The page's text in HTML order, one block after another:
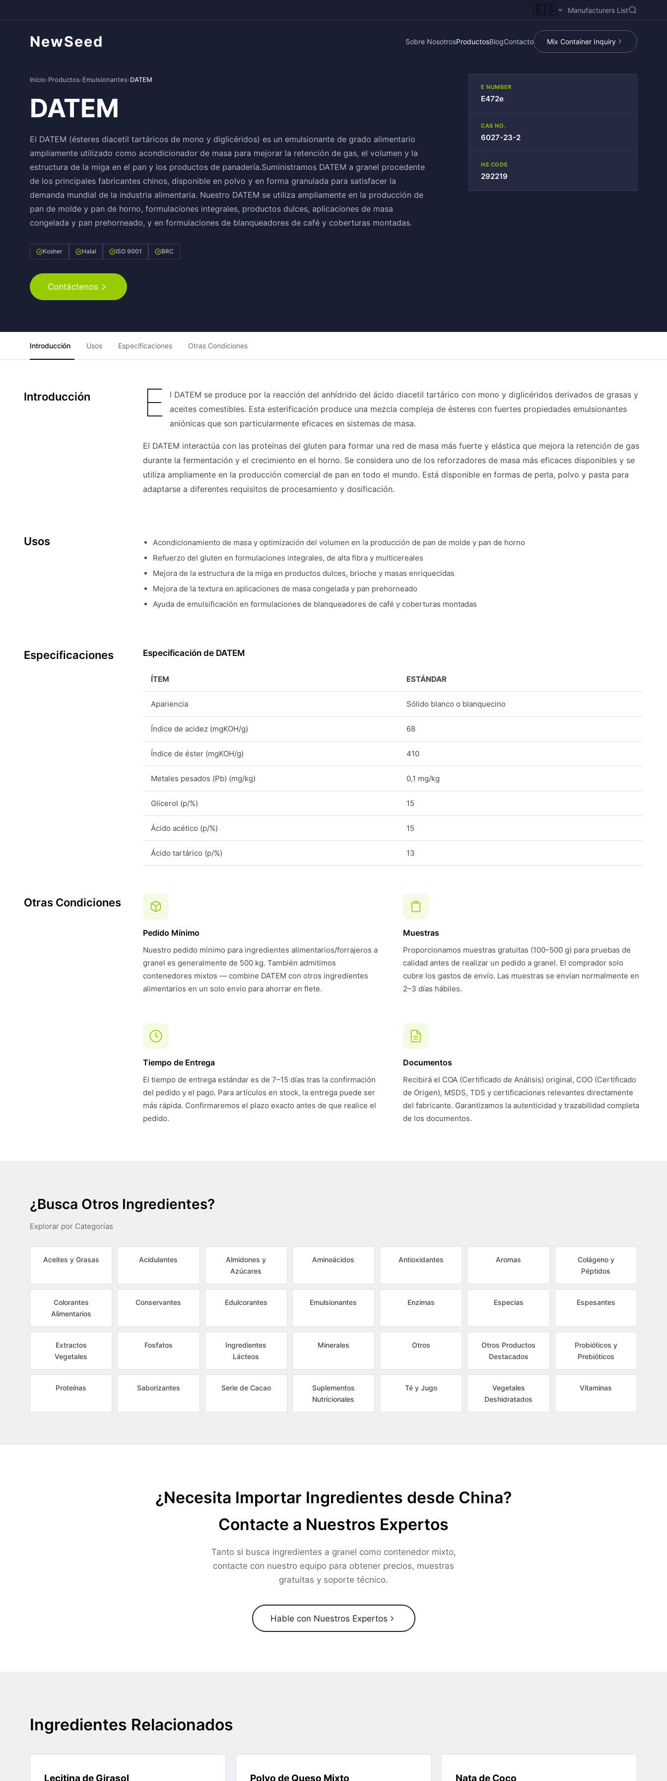
🇪🇸 Manufacturers List
NewSeed Sobre NosotrosProductosBlogContacto Mix Container Inquiry
Inicio›Productos›Emulsionantes›DATEM
DATEM
El DATEM (ésteres diacetil tartáricos de mono y diglicéridos) es un emulsionante de grado alimentario
ampliamente utilizado como acondicionador de masa para mejorar la retención de gas, el volumen y la
estructura de la miga en el pan y los productos de panadería.Suministramos DATEM a granel procedente
de los principales fabricantes chinos, disponible en polvo y en forma granulada para satisfacer la
demanda mundial de la industria alimentaria. Nuestro DATEM se utiliza ampliamente en la producción de
pan de molde y pan de horno, formulaciones integrales, productos dulces, aplicaciones de masa
congelada y pan prehorneado, y en formulaciones de blanqueadores de café y coberturas montadas.
Kosher Halal ISO 9001 BRC
Contáctenos
E NUMBER
E472e
CAS NO.
6027-23-2
HS CODE
292219
Introducción Usos Especificaciones Otras Condiciones
Introducción E
l DATEM se produce por la reacción del anhídrido del ácido diacetil tartárico con mono y diglicéridos derivados de grasas y
aceites comestibles. Esta esterificación produce una mezcla compleja de ésteres con fuertes propiedades emulsionantes
aniónicas que son particularmente eficaces en sistemas de masa.
El DATEM interactúa con las proteínas del gluten para formar una red de masa más fuerte y elástica que mejora la retención de gas
durante la fermentación y el crecimiento en el horno. Se considera uno de los reforzadores de masa más eficaces disponibles y se
utiliza ampliamente en la producción comercial de pan en todo el mundo. Está disponible en formas de perla, polvo y pasta para
adaptarse a diferentes requisitos de procesamiento y dosificación.
Usos
Acondicionamiento de masa y optimización del volumen en la producción de pan de molde y pan de horno
Refuerzo del gluten en formulaciones integrales, de alta fibra y multicereales
Mejora de la estructura de la miga en productos dulces, brioche y masas enriquecidas
Mejora de la textura en aplicaciones de masa congelada y pan prehorneado
Ayuda de emulsificación en formulaciones de blanqueadores de café y coberturas montadas
Especificaciones Especificación de DATEM
ÍTEM ESTÁNDAR
Apariencia Sólido blanco o blanquecino
Índice de acidez (mgKOH/g) 68
Índice de éster (mgKOH/g) 410
Metales pesados (Pb) (mg/kg) 0,1 mg/kg
Glicerol (p/%) 15
Ácido acético (p/%) 15
Ácido tartárico (p/%) 13
Otras Condiciones
Pedido Mínimo
Nuestro pedido mínimo para ingredientes alimentarios/forrajeros a
granel es generalmente de 500 kg. También admitimos
contenedores mixtos — combine DATEM con otros ingredientes
alimentarios en un solo envío para ahorrar en flete.
Muestras
Proporcionamos muestras gratuitas (100–500 g) para pruebas de
calidad antes de realizar un pedido a granel. El comprador solo
cubre los gastos de envío. Las muestras se envían normalmente en
2–3 días hábiles.
Tiempo de Entrega
El tiempo de entrega estándar es de 7–15 días tras la confirmación
del pedido y el pago. Para artículos en stock, la entrega puede ser
más rápida. Confirmaremos el plazo exacto antes de que realice el
pedido.
Documentos
Recibirá el COA (Certificado de Análisis) original, COO (Certificado
de Origen), MSDS, TDS y certificaciones relevantes directamente
del fabricante. Garantizamos la autenticidad y trazabilidad completa
de los documentos.
¿Busca Otros Ingredientes?
Explorar por Categorías
Aceites y Grasas Acidulantes
Almidones y
Azúcares
Aminoácidos Antioxidantes Aromas
Colágeno y
Péptidos
Colorantes
Alimentarios
Conservantes Edulcorantes Emulsionantes Enzimas Especias Espesantes
Extractos
Vegetales
Fosfatos
Ingredientes
Lácteos
Minerales Otros
Otros Productos
Destacados
Probióticos y
Prebióticos
Proteínas Saborizantes Serie de Cacao
Suplementos
Nutricionales
Té y Jugo
Vegetales
Deshidratados
Vitaminas
¿Necesita Importar Ingredientes desde China?
Contacte a Nuestros Expertos
Tanto si busca ingredientes a granel como contenedor mixto,
contacte con nuestro equipo para obtener precios, muestras
gratuitas y soporte técnico.
Hable con Nuestros Expertos
Ingredientes Relacionados
Lecitina de Girasol Polvo de Queso Mixto Nata de Coco